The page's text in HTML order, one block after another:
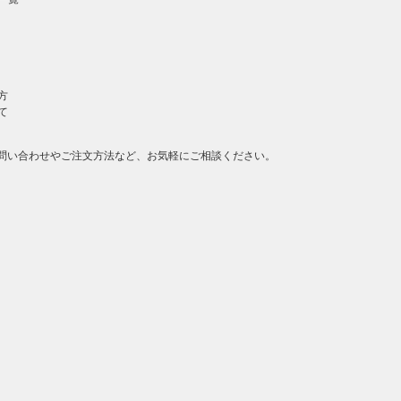
い合わせやご注文方法など、お気軽にご相談ください。